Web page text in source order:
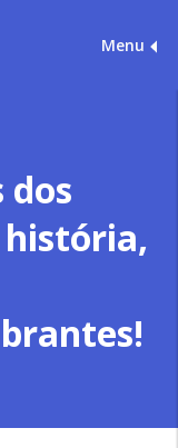
Menu
dos